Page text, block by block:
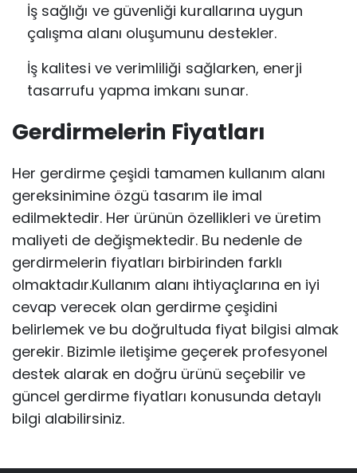
İş sağlığı ve güvenliği kurallarına uygun
çalışma alanı oluşumunu destekler.
İş kalitesi ve verimliliği sağlarken, enerji
tasarrufu yapma imkanı sunar.
Gerdirmelerin Fiyatları
Her gerdirme çeşidi tamamen kullanım alanı
gereksinimine özgü tasarım ile imal
edilmektedir. Her ürünün özellikleri ve üretim
maliyeti de değişmektedir. Bu nedenle de
gerdirmelerin fiyatları birbirinden farklı
olmaktadır.Kullanım alanı ihtiyaçlarına en iyi
cevap verecek olan gerdirme çeşidini
belirlemek ve bu doğrultuda fiyat bilgisi almak
gerekir. Bizimle iletişime geçerek profesyonel
destek alarak en doğru ürünü seçebilir ve
güncel gerdirme fiyatları konusunda detaylı
bilgi alabilirsiniz.